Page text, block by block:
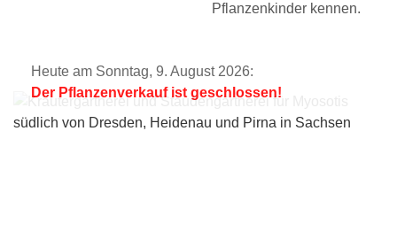
Pflanzenkinder kennen.
Heute am Sonntag, 9. August 2026:
Der Pflanzenverkauf ist geschlossen!